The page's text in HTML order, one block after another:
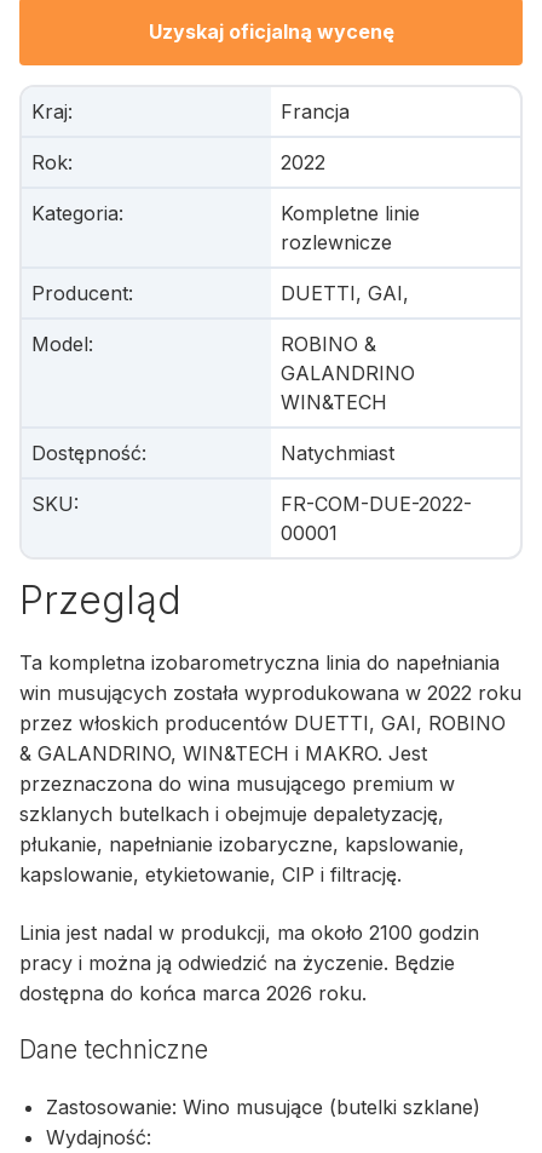
Uzyskaj oficjalną wycenę
Kraj: Francja
Rok: 2022
Kategoria:
Kompletne linie
rozlewnicze
Producent: DUETTI, GAI,
Model:
ROBINO &
GALANDRINO
WIN&TECH
Dostępność: Natychmiast
SKU:
FR-COM-DUE-2022-
00001
Przegląd
Ta kompletna izobarometryczna linia do napełniania
win musujących została wyprodukowana w 2022 roku
przez włoskich producentów DUETTI, GAI, ROBINO
& GALANDRINO, WIN&TECH i MAKRO. Jest
przeznaczona do wina musującego premium w
szklanych butelkach i obejmuje depaletyzację,
płukanie, napełnianie izobaryczne, kapslowanie,
kapslowanie, etykietowanie, CIP i filtrację.
Linia jest nadal w produkcji, ma około 2100 godzin
pracy i można ją odwiedzić na życzenie. Będzie
dostępna do końca marca 2026 roku.
Dane techniczne
Zastosowanie: Wino musujące (butelki szklane)
Wydajność: